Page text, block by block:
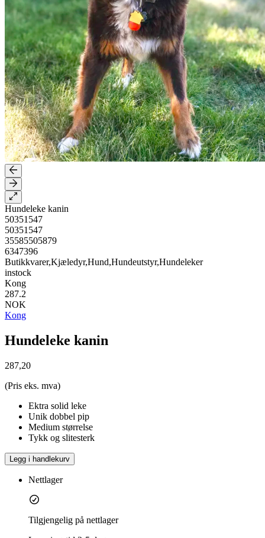
Hundeleke kanin
50351547
50351547
35585505879
6347396
Butikkvarer,Kjæledyr,Hund,Hundeutstyr,Hundeleker
instock
Kong
287.2
NOK
Kong
Hundeleke kanin
287,20
(Pris eks. mva)
Ektra solid leke
Unik dobbel pip
Medium størrelse
Tykk og slitesterk
Legg i handlekurv
Nettlager
Tilgjengelig på nettlager